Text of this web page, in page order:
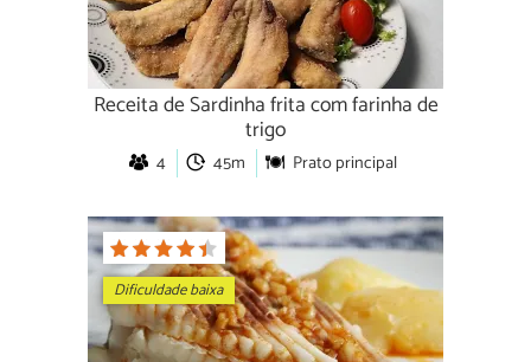
Receita de Sardinha frita com farinha de
trigo
4 45m Prato principal
Dificuldade baixa